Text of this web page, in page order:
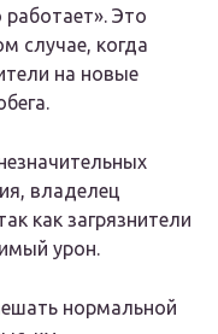
Это
случае, когда
на новые
владелец
как загрязнители
урон.
нормальной